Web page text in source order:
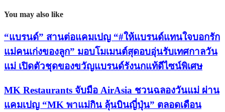
You may also like
“แบรนด์” สานต่อแคมเปญ “#ให้แบรนด์แทนใจบอกรัก
แม่คนเก่งของลูก” มอบโมเมนต์สุดอบอุ่นรับเทศกาลวัน
แม่ เปิดตัวชุดของขวัญแบรนด์รังนกแท้ดีไซน์พิเศษ
MK Restaurants จับมือ AirAsia ชวนฉลองวันแม่ ผ่าน
แคมเปญ “MK พาแม่กิน ลุ้นบินญี่ปุ่น” ตลอดเดือน